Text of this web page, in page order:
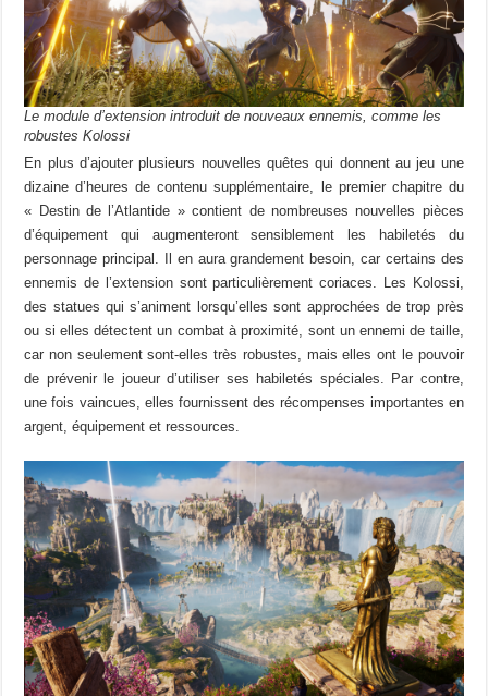
Le module d’extension introduit de nouveaux ennemis, comme les
robustes Kolossi
En plus d’ajouter plusieurs nouvelles quêtes qui donnent au jeu une
dizaine d’heures de contenu supplémentaire, le premier chapitre du
« Destin de l’Atlantide » contient de nombreuses nouvelles pièces
d’équipement qui augmenteront sensiblement les habiletés du
personnage principal. Il en aura grandement besoin, car certains des
ennemis de l’extension sont particulièrement coriaces. Les Kolossi,
des statues qui s’animent lorsqu’elles sont approchées de trop près
ou si elles détectent un combat à proximité, sont un ennemi de taille,
car non seulement sont-elles très robustes, mais elles ont le pouvoir
de prévenir le joueur d’utiliser ses habiletés spéciales. Par contre,
une fois vaincues, elles fournissent des récompenses importantes en
argent, équipement et ressources.